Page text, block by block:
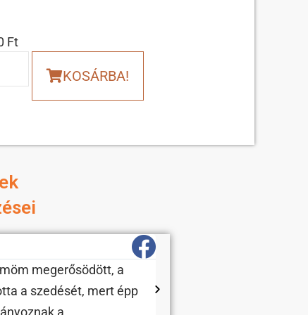
Ft
KOSÁRBA!
megerősödött, a
a szedését, mert épp
a